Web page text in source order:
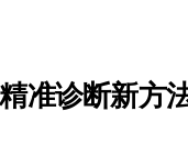
准诊断新方